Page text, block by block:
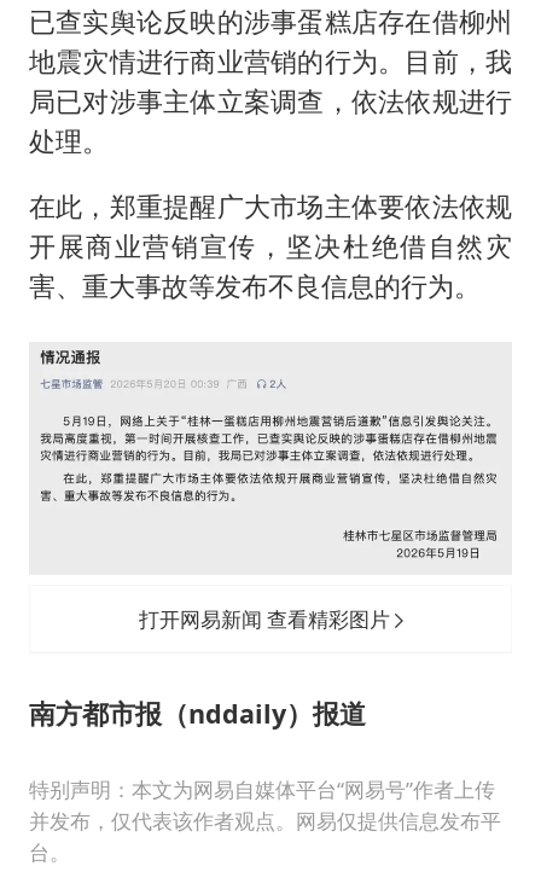
已查实舆论反映的涉事蛋糕店存在借柳州
地震灾情进行商业营销的行为。目前，我
局已对涉事主体立案调查，依法依规进行
处理。
在此，郑重提醒广大市场主体要依法依规
开展商业营销宣传，坚决杜绝借自然灾
害、重大事故等发布不良信息的行为。
打开网易新闻 查看精彩图片
南方都市报（nddaily）报道
特别声明：本文为网易自媒体平台“网易号”作者上传
并发布，仅代表该作者观点。网易仅提供信息发布平
台。